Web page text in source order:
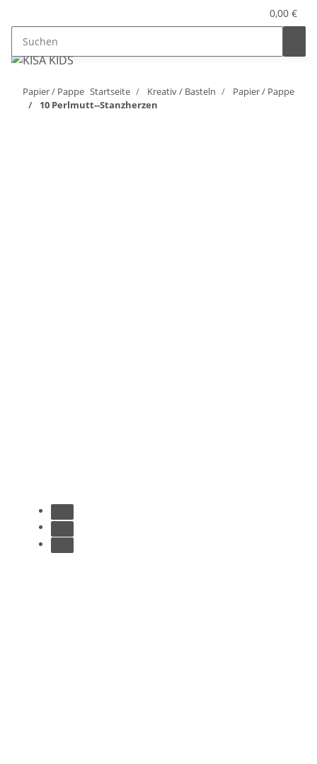
0,00 €
Papier / Pappe Startseite Kreativ / Basteln
Papier / Pappe
10 Perlmutt--Stanzherzen